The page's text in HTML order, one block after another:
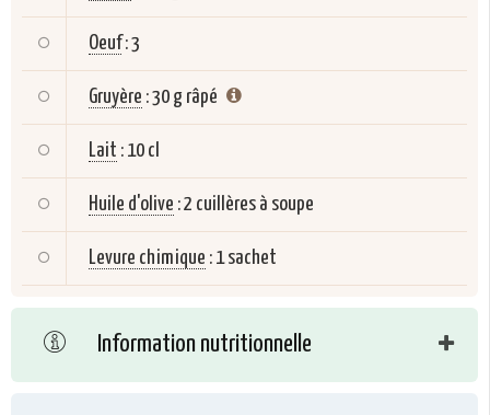
Oeuf :3
Gruyère :30 g râpé
Lait : 10 cl
Huile d'olive :2 cuillères à soupe
Levure chimique : 1 sachet
Information nutritionnelle